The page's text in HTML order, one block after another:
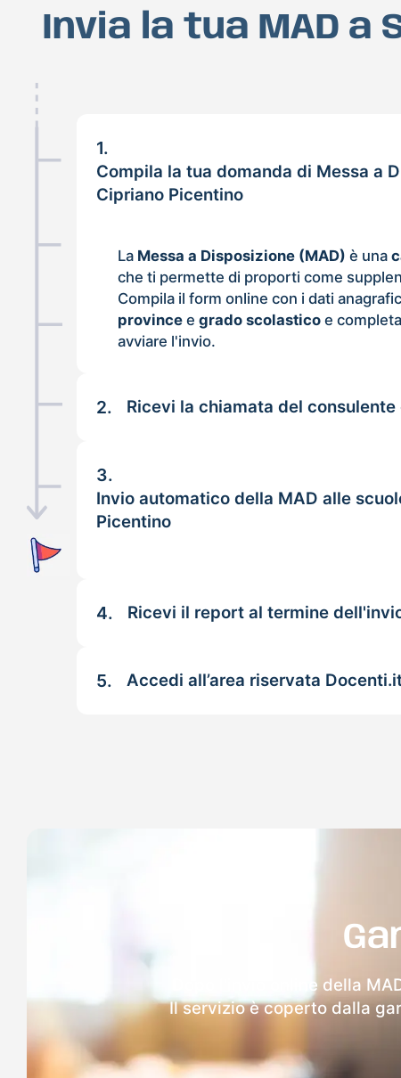
Invia la tua MAD a
1.
Compila la tua domanda di Messa a
Cipriano Picentino
La Messa a Disposizione (MAD) è una
che ti permette di proporti come
Compila il form online con i dati
province egrado scolastico e
avviare l'invio.
2. Ricevi la chiamata del
3.
Invio automatico della MAD alle
Picentino
4. Ricevi il report al termine
5. Accedi all’area riservata
Dopo l'invio online della
Il servizio è coperto dalla